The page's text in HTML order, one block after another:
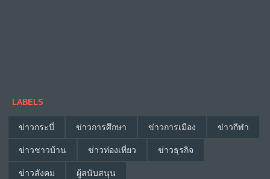
LABELS
ข่าวกระบี่ ข่าวการศึกษา ข่าวการเมือง ข่าวกีฬา
ข่าวชาวบ้าน ข่าวท่องเที่ยว ข่าวธุรกิจ
ข่าวสังคม ผู้สนับสนุน